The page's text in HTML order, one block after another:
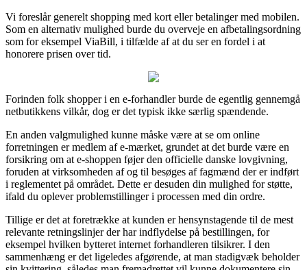
Vi foreslår generelt shopping med kort eller betalinger med mobilen.
Som en alternativ mulighed burde du overveje en afbetalingsordning
som for eksempel ViaBill, i tilfælde af at du ser en fordel i at
honorere prisen over tid.
Forinden folk shopper i en e-forhandler burde de egentlig gennemgå
netbutikkens vilkår, dog er det typisk ikke særlig spændende.
En anden valgmulighed kunne måske være at se om online
forretningen er medlem af e-mærket, grundet at det burde være en
forsikring om at e-shoppen føjer den officielle danske lovgivning,
foruden at virksomheden af og til besøges af fagmænd der er indført
i reglementet på området. Dette er desuden din mulighed for støtte,
ifald du oplever problemstillinger i processen med din ordre.
Tillige er det at foretrække at kunden er hensynstagende til de mest
relevante retningslinjer der har indflydelse på bestillingen, for
eksempel hvilken bytteret internet forhandleren tilsikrer. I den
sammenhæng er det ligeledes afgørende, at man stadigvæk beholder